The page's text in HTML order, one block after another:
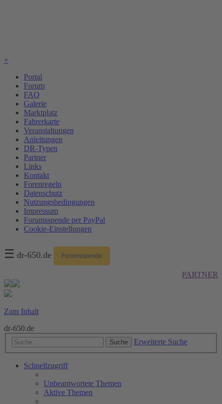
×
Portal
Forum
FAQ
Galerie
Marktplatz
Fahrerkarte
Veranstaltungen
Anleitungen
DR-Typen
Partner
Links
Kontakt
Forenregeln
Datenschutz
Nutzungsbedingungen
Impressum
Forumsspende per PayPal
Cookie-Einstellungen
☰ dr-650.de Forumsspende
PARTNER
Zum Inhalt
dr-650.de
Suche Erweiterte Suche
Schnellzugriff
Unbeantwortete Themen
Aktive Themen